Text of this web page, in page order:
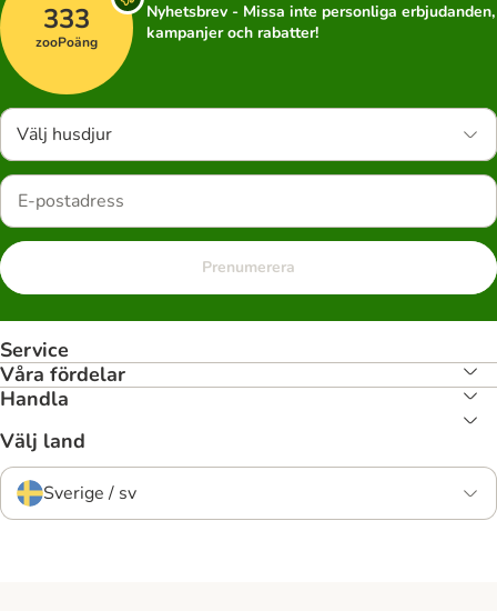
333
zooPoäng
Nyhetsbrev - Missa inte personliga erbjudanden,
kampanjer och rabatter!
Välj husdjur
Prenumerera
Service
Våra fördelar
Handla
Välj land
Sverige / sv